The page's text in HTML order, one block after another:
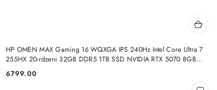
HP OMEN MAX Gaming 16 WQXGA IPS 240Hz Intel Core Ultra 7
255HX 20-rdzeni 32GB DDR5 1TB SSD NVIDIA RTX 5070 8GB
Cena:
6799.00